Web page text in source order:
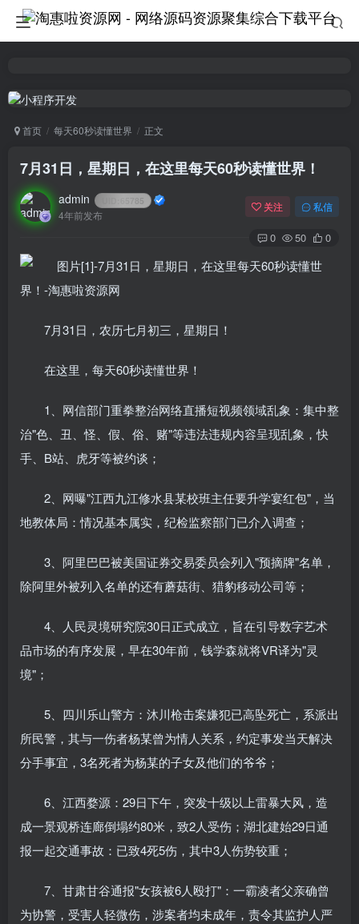
首页 每天60秒读懂世界 正文
7月31日，星期日，在这里每天60秒读懂世界！
admin 65785
4年前发布
关注 私信
0 50 0
7月31日，农历七月初三，星期日！
在这里，每天60秒读懂世界！
1、网信部门重拳整治网络直播短视频领域乱象：集中整
治"色、丑、怪、假、俗、赌"等违法违规内容呈现乱象，快
手、B站、虎牙等被约谈；
2、网曝"江西九江修水县某校班主任要升学宴红包"，当
地教体局：情况基本属实，纪检监察部门已介入调查；
3、阿里巴巴被美国证券交易委员会列入"预摘牌"名单，
除阿里外被列入名单的还有蘑菇街、猎豹移动公司等；
4、人民灵境研究院30日正式成立，旨在引导数字艺术
品市场的有序发展，早在30年前，钱学森就将VR译为"灵
境"；
5、四川乐山警方：沐川枪击案嫌犯已高坠死亡，系派出
所民警，其与一伤者杨某曾为情人关系，约定事发当天解决
分手事宜，3名死者为杨某的子女及他们的爷爷；
6、江西婺源：29日下午，突发十级以上雷暴大风，造
成一景观桥连廊倒塌约80米，致2人受伤；湖北建始29日通
报一起交通事故：已致4死5伤，其中3人伤势较重；
7、甘肃甘谷通报"女孩被6人殴打"：一霸凌者父亲确曾
为协警，受害人轻微伤，涉案者均未成年，责令其监护人严